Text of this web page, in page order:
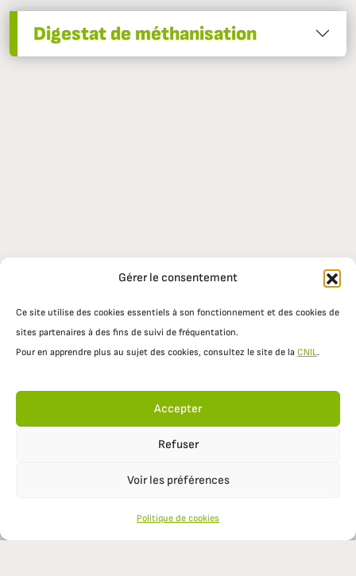
Gérer le consentement
Ce site utilise des cookies essentiels à son fonctionnement et des cookies de
sites partenaires à des fins de suivi de fréquentation.
Pour en apprendre plus au sujet des cookies, consultez le site de la CNIL.
Accepter
Refuser
Voir les préférences
Politique de cookies
Digestat de méthanisation